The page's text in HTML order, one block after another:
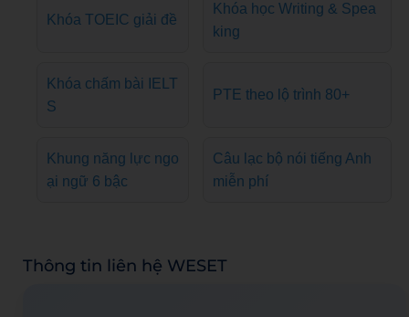
Khóa TOEIC giải đề
Khóa học Writing & Spea
king
Khóa chấm bài IELT
S
PTE theo lộ trình 80+
Khung năng lực ngo
ại ngữ 6 bậc
Câu lạc bộ nói tiếng Anh
miễn phí
Thông tin liên hệ WESET